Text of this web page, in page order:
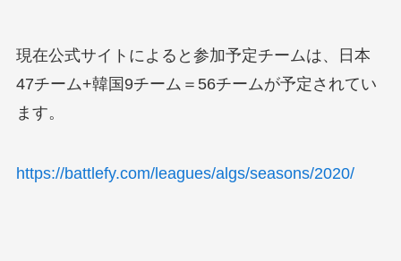
現在公式サイトによると参加予定チームは、日本
47チーム+韓国9チーム＝56チームが予定されてい
ます。
https://battlefy.com/leagues/algs/seasons/2020/